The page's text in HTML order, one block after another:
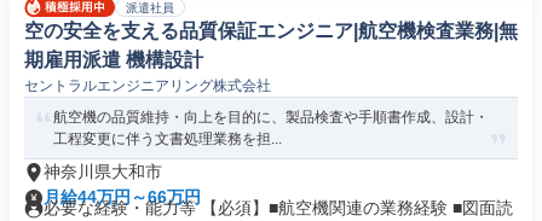
派遣社員
空の安全を支える品質保証エンジニア|航空機検査業務|無
期雇用派遣 機構設計
セントラルエンジニアリング株式会社
航空機の品質維持・向上を目的に、製品検査や手順書作成、設計・
工程変更に伴う文書処理業務を担...
神奈川県大和市
月給44万円～66万円
必要な経験・能力等 【必須】■航空機関連の業務経験 ■図面読